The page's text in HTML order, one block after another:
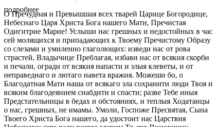
подробнее
О Пречудная и Превышшая всех тварей Царице Богородице,
Небеснаго Царя Христа Бога нашего Мати, Пречистая
Одигитрие Марие! Услыши нас грешных и недостойных в час
сей молящихся и припадающих к Твоему Пречистому Образу
со слезами и умиленно глаголющих: изведи нас от рова
страстей, Владычице Преблагая, избави нас от всякия скорби
и печали, огради от всякия напасти и злыя клеветы, и от
неправеднаго и лютаго навета вражия. Можеши бо, о
Благодатная Мати наша от всякаго зла сохранити люди Твоя и
всяким благодеянием снабдити и спасти; разве Тебе иныя
Предстательницы в бедах и обстояниях, и теплыя Ходатаицы
о нас, грешных, не имамы. Умоли, Госпоже Пресвятая, Сына
Твоего Христа Бога нашего, да удостоит нас Царствия